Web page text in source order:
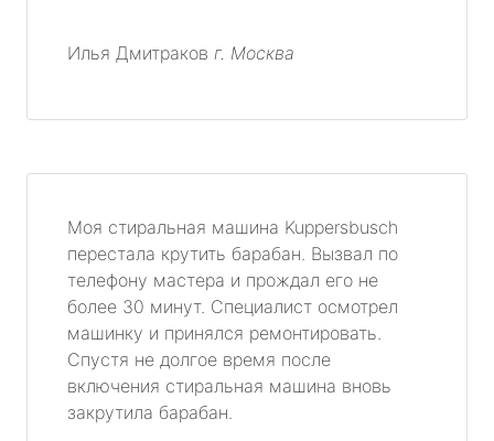
Илья Дмитраков г. Москва
Моя стиральная машина Kuppersbusch
перестала крутить барабан. Вызвал по
телефону мастера и прождал его не
более 30 минут. Специалист осмотрел
машинку и принялся ремонтировать.
Спустя не долгое время после
включения стиральная машина вновь
закрутила барабан.